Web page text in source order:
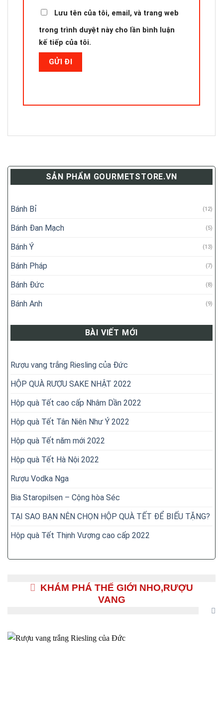
Lưu tên của tôi, email, và trang web
trong trình duyệt này cho lần bình luận
kế tiếp của tôi.
SẢN PHẨM GOURMETSTORE.VN
Bánh Bỉ (12)
Bánh Đan Mạch (5)
Bánh Ý (13)
Bánh Pháp (7)
Bánh Đức (8)
Bánh Anh (9)
BÀI VIẾT MỚI
Rượu vang trắng Riesling của Đức
HỘP QUÀ RƯỢU SAKE NHẬT 2022
Hộp quà Tết cao cấp Nhâm Dần 2022
Hộp quà Tết Tân Niên Như Ý 2022
Hộp quà Tết năm mới 2022
Hộp quà Tết Hà Nội 2022
Rượu Vodka Nga
Bia Staropilsen – Cộng hòa Séc
TẠI SAO BẠN NÊN CHỌN HỘP QUÀ TẾT ĐỂ BIẾU TẶNG?
Hộp quà Tết Thịnh Vượng cao cấp 2022
KHÁM PHÁ THẾ GIỚI NHO,RƯỢU
VANG